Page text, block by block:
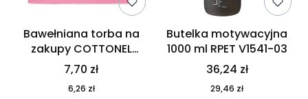
Bawełniana torba na
zakupy COTTONEL
COLOUR++ MO9846-11
7,70 zł
6,26 zł
Butelka motywacyjna
1000 ml RPET V1541-03
36,24 zł
29,46 zł